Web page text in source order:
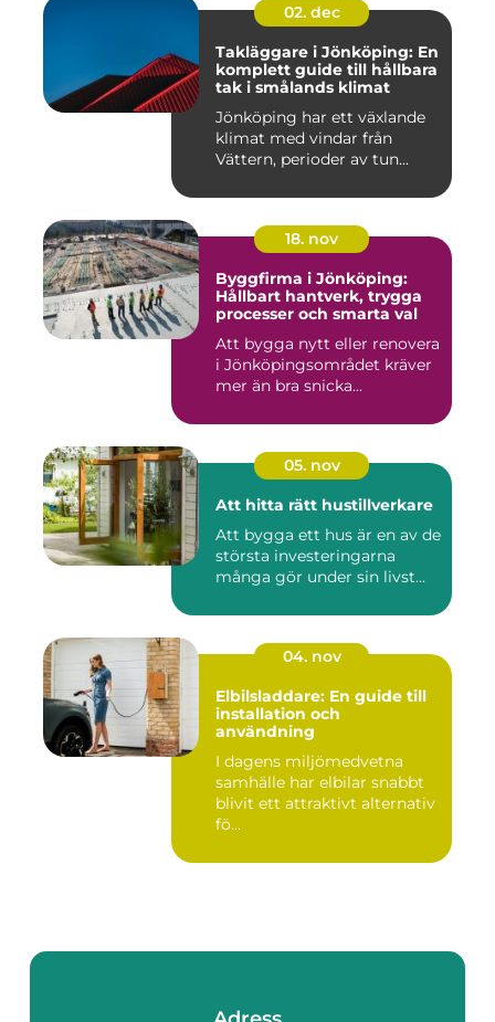
02. dec
Takläggare i Jönköping: En
komplett guide till hållbara
tak i smålands klimat
Jönköping har ett växlande
klimat med vindar från
Vättern, perioder av tun...
18. nov
Byggfirma i Jönköping:
Hållbart hantverk, trygga
processer och smarta val
Att bygga nytt eller renovera
i Jönköpingsområdet kräver
mer än bra snicka...
05. nov
Att hitta rätt hustillverkare
Att bygga ett hus är en av de
största investeringarna
många gör under sin livst...
04. nov
Elbilsladdare: En guide till
installation och
användning
I dagens miljömedvetna
samhälle har elbilar snabbt
blivit ett attraktivt alternativ
fö...